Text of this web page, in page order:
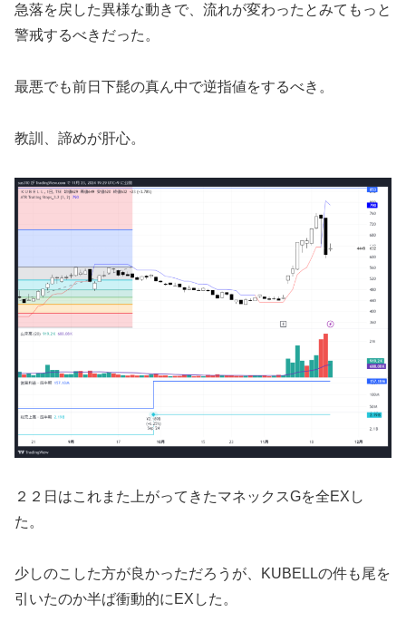
急落を戻した異様な動きで、流れが変わったとみてもっと
警戒するべきだった。
最悪でも前日下髭の真ん中で逆指値をするべき。
教訓、諦めが肝心。
２２日はこれまた上がってきたマネックスGを全EXし
た。
少しのこした方が良かっただろうが、KUBELLの件も尾を
引いたのか半ば衝動的にEXした。